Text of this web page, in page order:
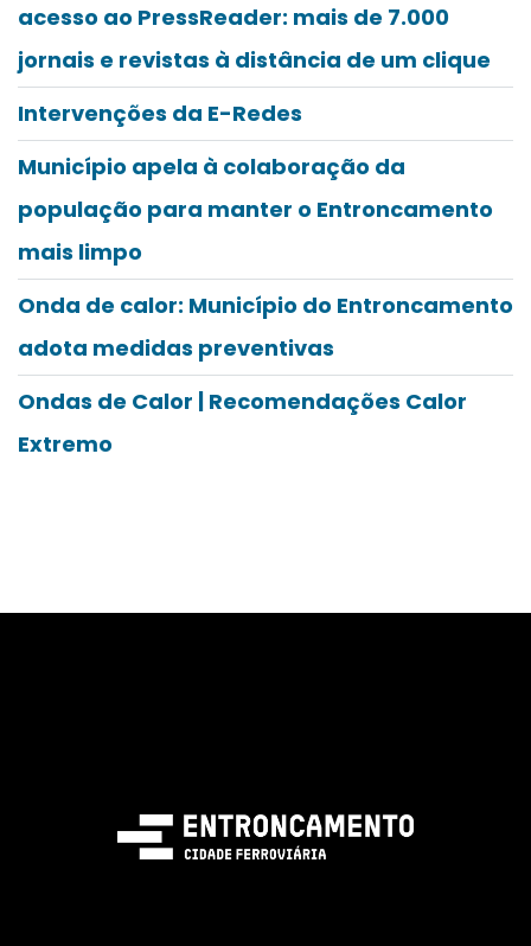
acesso ao PressReader: mais de 7.000
jornais e revistas à distância de um clique
Intervenções da E-Redes
Município apela à colaboração da
população para manter o Entroncamento
mais limpo
Onda de calor: Município do Entroncamento
adota medidas preventivas
Ondas de Calor | Recomendações Calor
Extremo